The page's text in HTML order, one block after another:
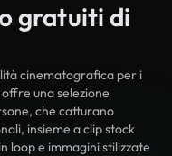
gratuiti di
cinematografica per i
una selezione
che catturano
insieme a clip stock
loop e immagini stilizzate